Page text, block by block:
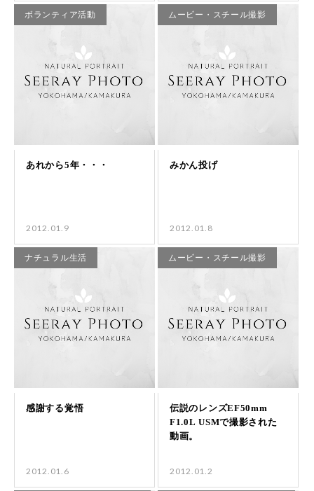
ボランティア活動
2012.01.9
ムービー・スチール撮影
2012.01.8
ナチュラル生活
2012.01.6
ムービー・スチール撮影
2012.01.2